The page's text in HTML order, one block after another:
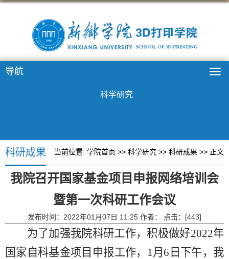
导航
科学研究
当前位置: 学院首页 >> 科学研究 >> 科研成果 >> 正文
科研成果
我院召开国家基金项目申报网络培训会
暨第一次科研工作会议
发布时间：2022年01月07日 11:25 作者： 点击：[443]
为了加强我院科研工作，积极做好2022年
国家自科基金项目申报工作，1月6日下午， 我